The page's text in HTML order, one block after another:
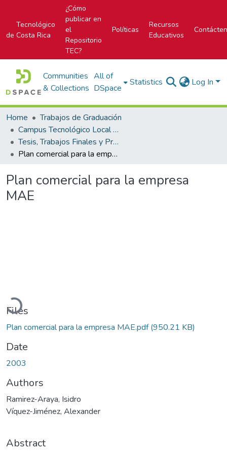
Tecnológico
de Costa Rica
¿Cómo
publicar en
el
Repositorio
TEC?
Políticas
Recursos
Educativos
Communities
& Collections
All of
DSpace
Statistics Log In
Home
Trabajos de Graduación
Campus Tecnológico Local San Carlos
Tesis, Trabajos Finales y Prácticas de Especialidad
Plan comercial para la empresa MAE
Plan comercial para la empresa
MAE
Loading...
Files
Plan comercial para la empresa MAE.pdf(950.21 KB)
Date
2003
Authors
Ramirez-Araya, Isidro
Víquez-Jiménez, Alexander
Abstract